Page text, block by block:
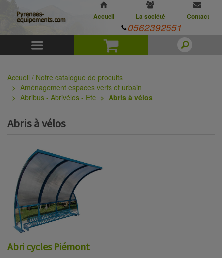
Panier
Accueil La société Contact
0562392551
Accueil / Notre catalogue de produits
Aménagement espaces verts et urbain
Abribus - Abrivélos - Etc
Abris à vélos
Abris à vélos
Abri cycles Piémont